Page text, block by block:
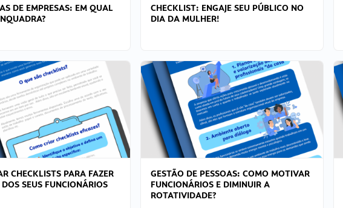
DE EMPRESAS: EM QUAL
CHECKLIST: ENGAJE SEU PÚBLICO NO
DIA DA MULHER!
CHECKLISTS PARA FAZER
SEUS FUNCIONÁRIOS
GESTÃO DE PESSOAS: COMO MOTIVAR
FUNCIONÁRIOS E DIMINUIR A
ROTATIVIDADE?